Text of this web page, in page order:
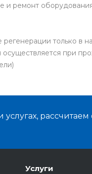
ремонт
только в
при
Услуги